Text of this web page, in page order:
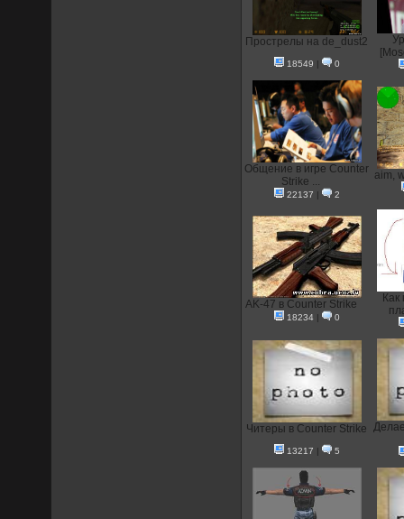
Прострелы на de_dust2
18549 | 0
Общение в игре Counter
Strike ...
22137 | 2
aim,
AK-47 в Counter Strike
18234| 0
Как
Читеры в Counter Strike
13217 | 5